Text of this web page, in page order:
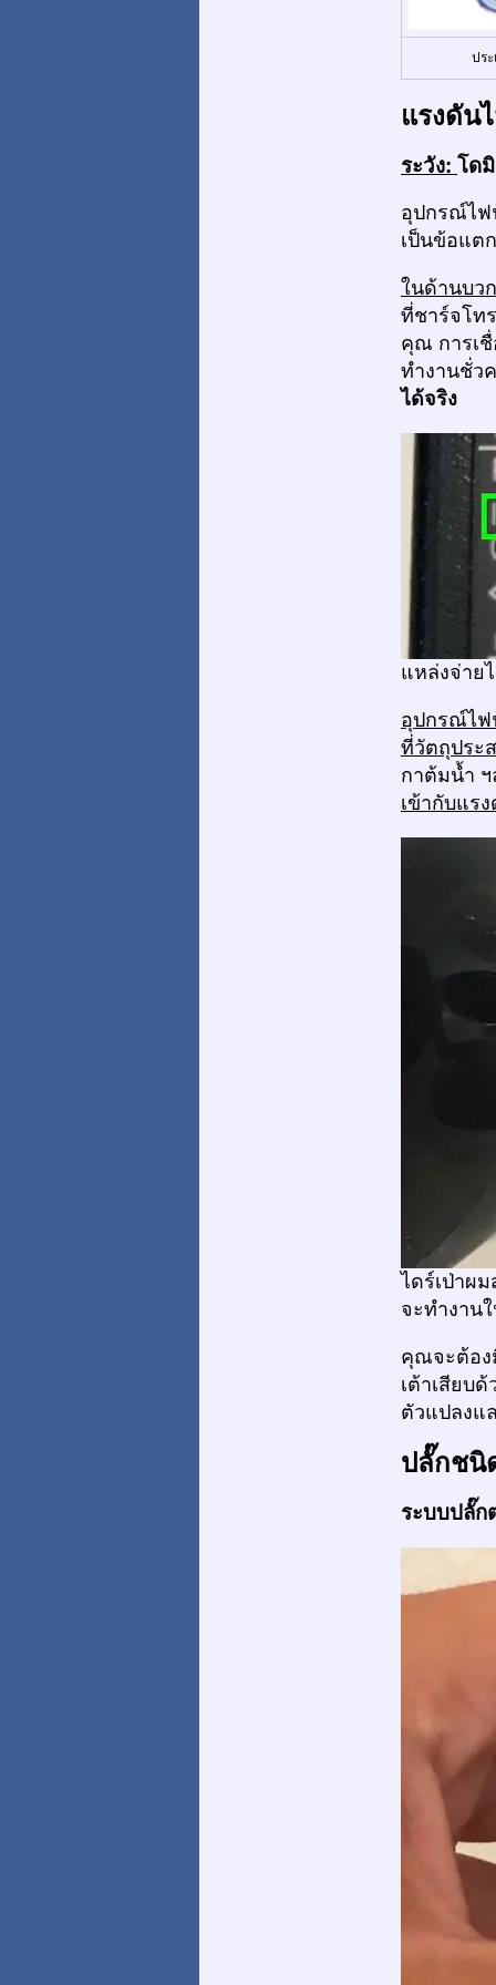
ปร
แรงดัน
ระวัง: โด
อุปกรณ์ไฟ
เป็นข้อแต
ในด้านบว
ที่ชาร์จโท
คุณ การเ
ทำงานชั่ว
ได้จริง
แหล่งจ่าย
อุปกรณ์ไฟ
ที่วัตถุประ
กาต้มน้ำ
เข้ากับแร
ไดร์เป่าผ
จะทำงาน
คุณจะต้อ
เต้าเสียบ
ตัวแปลงแ
ปลั๊กชนิ
ระบบปลั๊ก